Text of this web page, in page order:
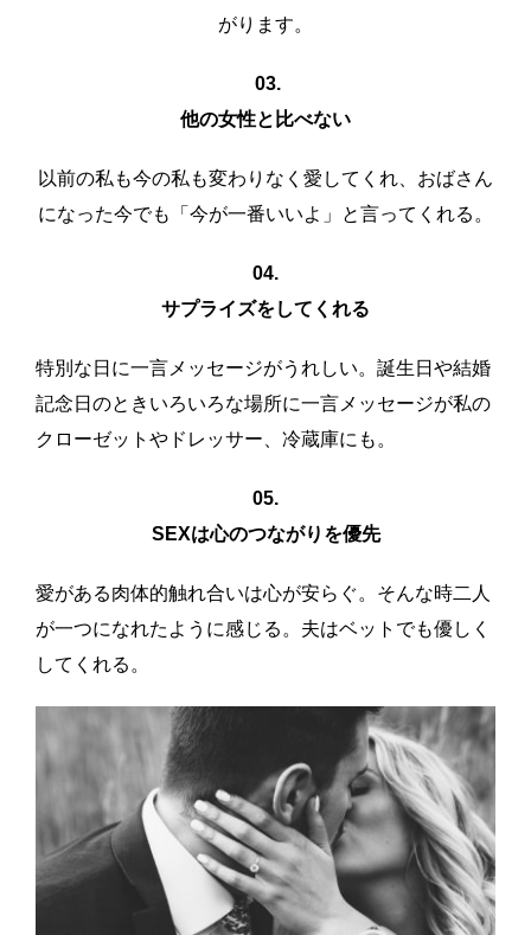
がります。
03.
他の女性と比べない
以前の私も今の私も変わりなく愛してくれ、おばさん
になった今でも「今が一番いいよ」と言ってくれる。
04.
サプライズをしてくれる
特別な日に一言メッセージがうれしい。誕生日や結婚
記念日のときいろいろな場所に一言メッセージが私の
クローゼットやドレッサー、冷蔵庫にも。
05.
SEXは心のつながりを優先
愛がある肉体的触れ合いは心が安らぐ。そんな時二人
が一つになれたように感じる。夫はベットでも優しく
してくれる。